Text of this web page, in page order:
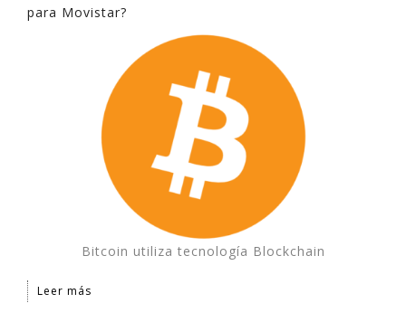
para Movistar?
Bitcoin utiliza tecnología Blockchain
Leer más